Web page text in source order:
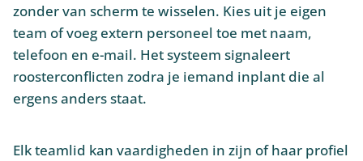
zonder van scherm te wisselen. Kies uit je eigen
team of voeg extern personeel toe met naam,
telefoon en e-mail. Het systeem signaleert
roosterconflicten zodra je iemand inplant die al
ergens anders staat.
Elk teamlid kan vaardigheden in zijn of haar profiel